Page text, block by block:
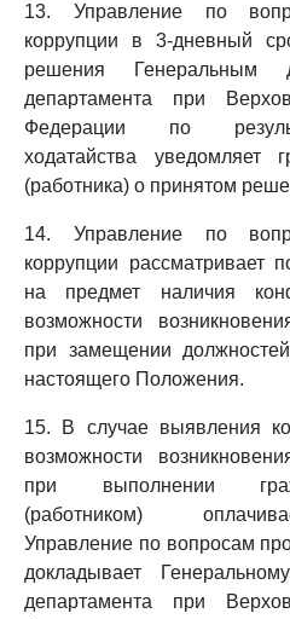
13. Управление по
коррупции в 3-дневный
решения Генеральным
департамента при
Федерации по
ходатайства уведомляет
(работника) о принятом
14. Управление по
коррупции рассматривает
на предмет наличия
возможности
при замещении
настоящего Положения.
15. В случае выявления
возможности
при выполнении
(работником)
Управление по вопросам
докладывает
департамента при